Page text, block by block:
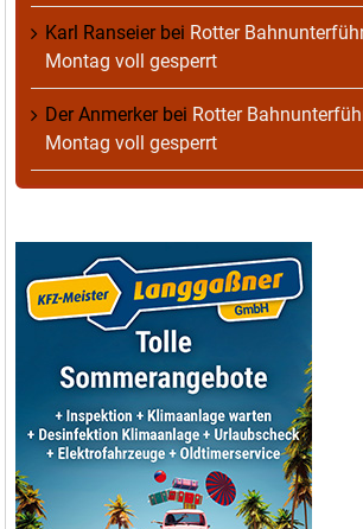
Karl Ranseierbei Rotter
Montag voll gesperrt
Der Anmerkerbei Rotter
Montag voll gesperrt